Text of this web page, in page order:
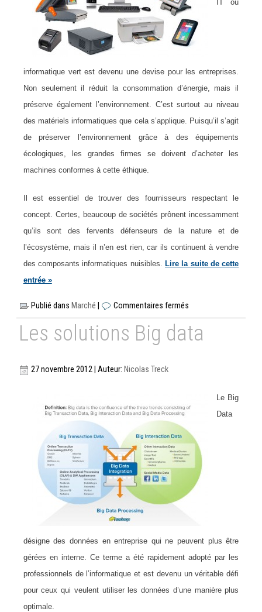
IT ou
informatique vert est devenu une devise pour les entreprises.
Non seulement il réduit la consommation d’énergie, mais il
préserve également l’environnement. C’est surtout au niveau
des matériels informatiques que cela s’applique. Puisqu’il s’agit
de préserver l’environnement grâce à des équipements
écologiques, les grandes firmes se doivent d’acheter les
machines conformes à cette éthique.
Il est essentiel de trouver des fournisseurs respectant le
concept. Certes, beaucoup de sociétés prônent incessamment
qu’ils sont des fervents défenseurs de la nature et de
l’écosystème, mais il n’en est rien, car ils continuent à vendre
des composants informatiques nuisibles. Lire la suite de cette
entrée »
Publié dans Marché Commentaires fermés
Les solutions Big data
27 novembre 2012 | Auteur: Nicolas Treck
Le Big
Data
désigne des données en entreprise qui ne peuvent plus être
gérées en interne. Ce terme a été rapidement adopté par les
professionnels de l’informatique et est devenu un véritable défi
pour ceux qui veulent utiliser les données d’une manière plus
optimale.